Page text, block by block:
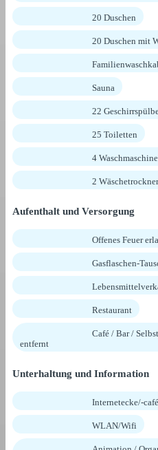
20 Duschen
20 Duschen mit
Sauna
22
25 Toiletten
4
2 Wäschetrockner
Aufenthalt und Versorgung
Offenes Feuer
Gasflaschen-
Restaurant
Café / Bar /
entfernt
Unterhaltung und Information
Internetecke/-café
WLAN/Wifi